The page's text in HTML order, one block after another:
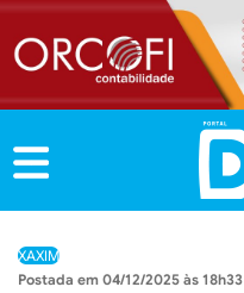
XAXIM
04/12/2025 às 18h33